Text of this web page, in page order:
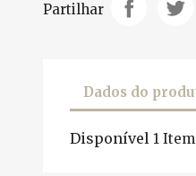
Partilhar
Dados do
Disponível 1 Item